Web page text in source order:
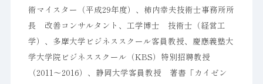
術マイスター（平成29年度）、柿内幸夫技術士事務所所
長 改善コンサルタント、工学博士 技術士（経営工
学）、多摩大学ビジネススクール客員教授、慶應義塾大
学大学院ビジネススクール（KBS）特別招聘教授
（2011〜2016）、静岡大学客員教授 著書「カイゼン